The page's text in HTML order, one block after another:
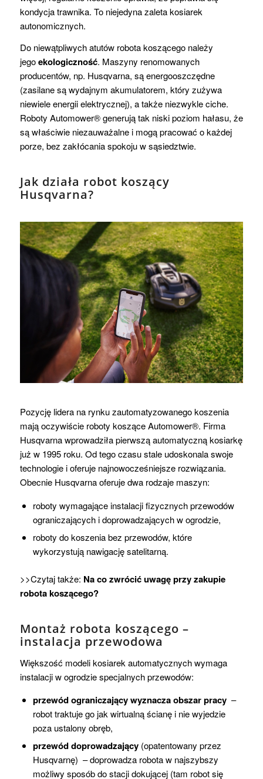
kondycja trawnika. To niejedyna zaleta kosiarek
autonomicznych.
Do niewątpliwych atutów robota koszącego należy
jegoekologiczność. Maszyny renomowanych
producentów, np. Husqvarna, są energooszczędne
(zasilane są wydajnym akumulatorem, który zużywa
niewiele energii elektrycznej), a także niezwykle ciche.
Roboty Automower® generują tak niski poziom hałasu, że
są właściwie niezauważalne i mogą pracować o każdej
porze, bez zakłócania spokoju w sąsiedztwie.
Jak działa robot koszący
Husqvarna?
Pozycję lidera na rynku zautomatyzowanego koszenia
mają oczywiście roboty koszące Automower®. Firma
Husqvarna wprowadziła pierwszą automatyczną kosiarkę
już w 1995 roku. Od tego czasu stale udoskonala swoje
technologie i oferuje najnowocześniejsze rozwiązania.
Obecnie Husqvarna oferuje dwa rodzaje maszyn:
roboty wymagające instalacji fizycznych przewodów
ograniczających i doprowadzających w ogrodzie,
roboty do koszenia bez przewodów, które
wykorzystują nawigację satelitarną.
>>Czytaj także: Na co zwrócić uwagę przy zakupie
robota koszącego?
Montaż robota koszącego –
instalacja przewodowa
Większość modeli kosiarek automatycznych wymaga
instalacji w ogrodzie specjalnych przewodów:
przewód ograniczający wyznacza obszar pracy –
robot traktuje go jak wirtualną ścianę i nie wyjedzie
poza ustalony obręb,
przewód doprowadzający(opatentowany przez
Husqvarnę)  – doprowadza robota w najszybszy
możliwy sposób do stacji dokującej (tam robot się